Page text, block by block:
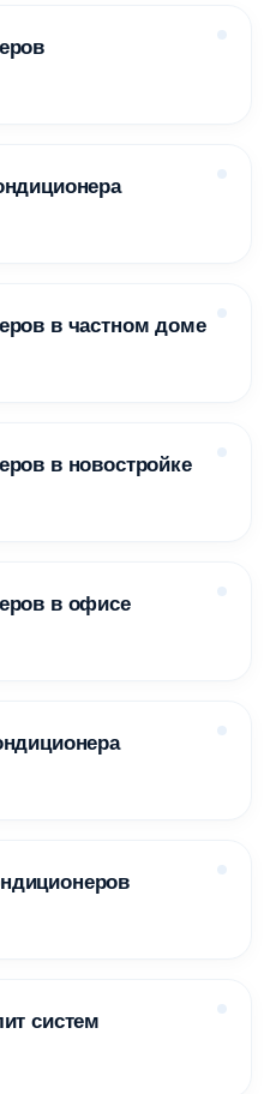
в частном доме
в новостройке
в офисе
систем